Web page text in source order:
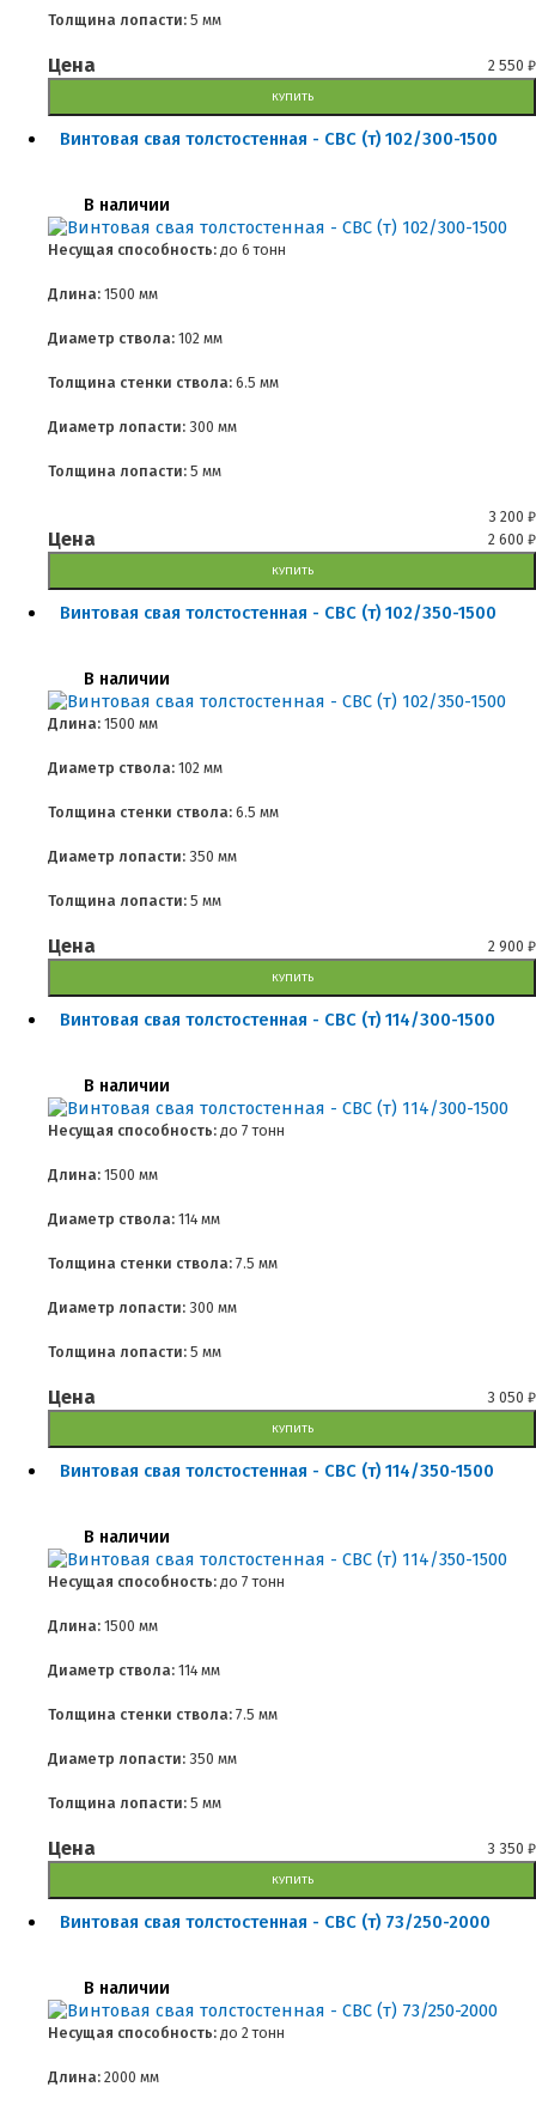
Толщина лопасти: 5 мм
Цена 2 550 ₽
КУПИТЬ
Винтовая свая толстостенная - СВС (т) 102/300-1500
В наличии
Несущая способность: до 6 тонн
Длина: 1500 мм
Диаметр ствола: 102 мм
Толщина стенки ствола: 6.5 мм
Диаметр лопасти: 300 мм
Толщина лопасти: 5 мм
3 200 ₽
Цена 2 600 ₽
КУПИТЬ
Винтовая свая толстостенная - СВС (т) 102/350-1500
В наличии
Длина: 1500 мм
Диаметр ствола: 102 мм
Толщина стенки ствола: 6.5 мм
Диаметр лопасти: 350 мм
Толщина лопасти: 5 мм
Цена 2 900 ₽
КУПИТЬ
Винтовая свая толстостенная - СВС (т) 114/300-1500
В наличии
Несущая способность: до 7 тонн
Длина: 1500 мм
Диаметр ствола: 114 мм
Толщина стенки ствола: 7.5 мм
Диаметр лопасти: 300 мм
Толщина лопасти: 5 мм
Цена 3 050 ₽
КУПИТЬ
Винтовая свая толстостенная - СВС (т) 114/350-1500
В наличии
Несущая способность: до 7 тонн
Длина: 1500 мм
Диаметр ствола: 114 мм
Толщина стенки ствола: 7.5 мм
Диаметр лопасти: 350 мм
Толщина лопасти: 5 мм
Цена 3 350 ₽
КУПИТЬ
Винтовая свая толстостенная - СВС (т) 73/250-2000
В наличии
Несущая способность: до 2 тонн
Длина: 2000 мм